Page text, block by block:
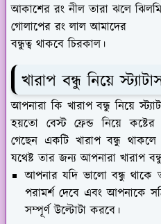
আকাশের রং নীল তারা ঝলে
গোলাপের রং লাল আমাদের
বন্ধুত্ব থাকবে চিরকাল।
খারাপ বন্ধু নিয়ে
আপনারা কি খারাপ বন্ধু নিয়ে
হয়তো বেস্ট ফ্রেন্ড নিয়ে কষ্টের
গেছেন একটি খারাপ বন্ধু
যথেষ্ট তার জন্য আপনারা খারাপ
আপনার যদি ভালো বন্ধু থাকে
পরামর্শ দেবে এবং আপনাকে
সম্পূর্ণ উল্টোটা করবে।